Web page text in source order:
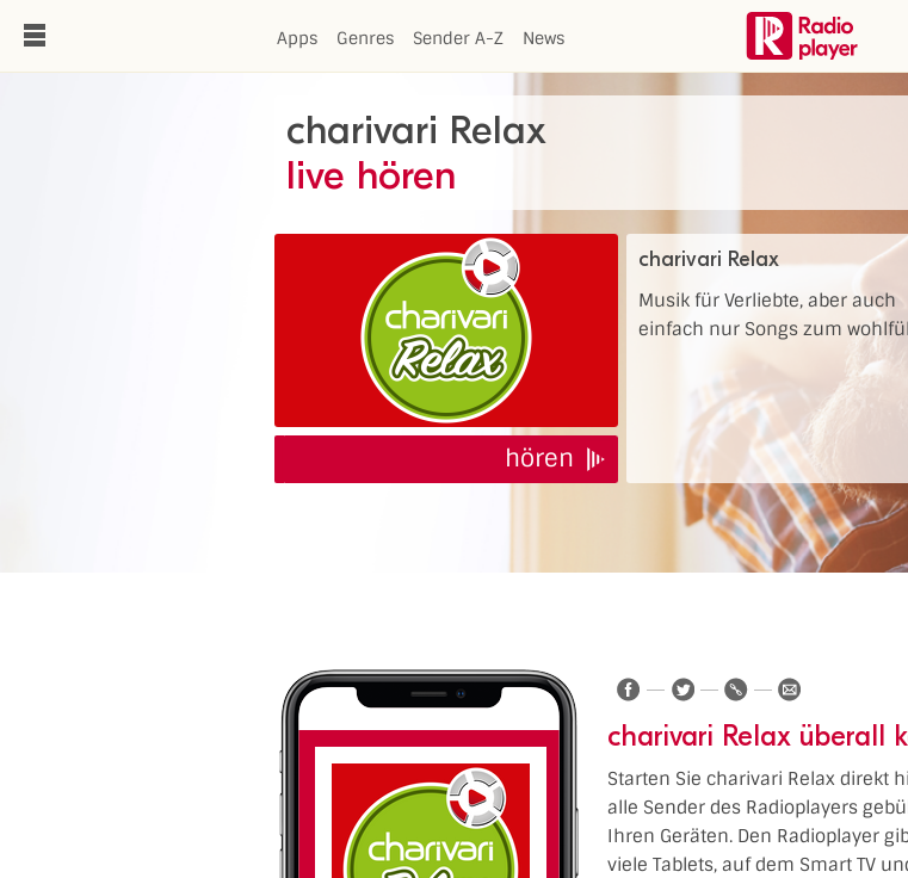
Apps Genres Sender A-Z News
charivari Relax
live hören
hören
charivari Relax
Musik für Verliebte, aber auch
einfach nur Songs zum
charivari Relax überall
Starten Sie charivari Relax direkt
alle Sender des Radioplayers
Ihren Geräten. Den Radioplayer
viele Tablets, auf dem Smart TV